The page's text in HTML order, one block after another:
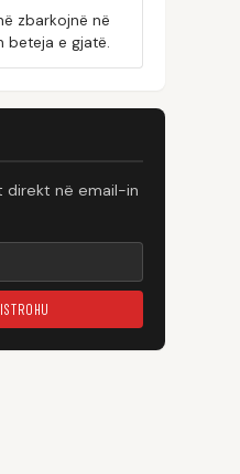
zbarkojnë në
beteja e gjatë.
direkt në email-in